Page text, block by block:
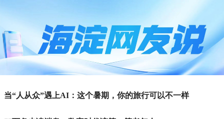
当“人从众”遇上AI：这个暑期，你的旅行可以不一样